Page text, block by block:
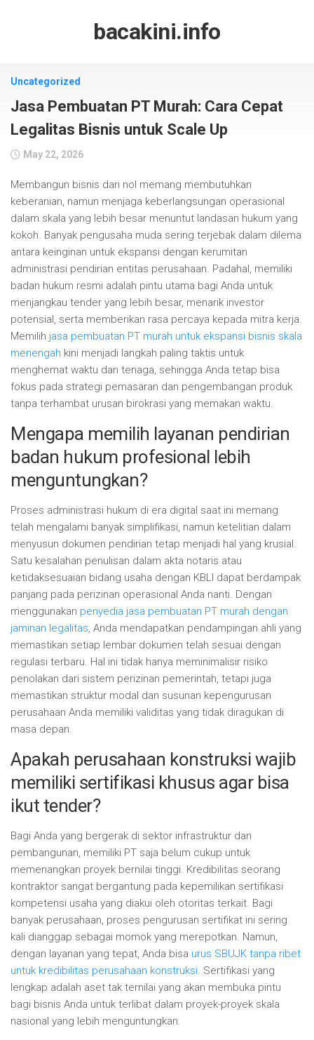
bacakini.info
Uncategorized
Jasa Pembuatan PT Murah: Cara Cepat
Legalitas Bisnis untuk Scale Up
May 22, 2026
Membangun bisnis dari nol memang membutuhkan
keberanian, namun menjaga keberlangsungan operasional
dalam skala yang lebih besar menuntut landasan hukum yang
kokoh. Banyak pengusaha muda sering terjebak dalam dilema
antara keinginan untuk ekspansi dengan kerumitan
administrasi pendirian entitas perusahaan. Padahal, memiliki
badan hukum resmi adalah pintu utama bagi Anda untuk
menjangkau tender yang lebih besar, menarik investor
potensial, serta memberikan rasa percaya kepada mitra kerja.
Memilih jasa pembuatan PT murah untuk ekspansi bisnis skala
menengah kini menjadi langkah paling taktis untuk
menghemat waktu dan tenaga, sehingga Anda tetap bisa
fokus pada strategi pemasaran dan pengembangan produk
tanpa terhambat urusan birokrasi yang memakan waktu.
Mengapa memilih layanan pendirian
badan hukum profesional lebih
menguntungkan?
Proses administrasi hukum di era digital saat ini memang
telah mengalami banyak simplifikasi, namun ketelitian dalam
menyusun dokumen pendirian tetap menjadi hal yang krusial.
Satu kesalahan penulisan dalam akta notaris atau
ketidaksesuaian bidang usaha dengan KBLI dapat berdampak
panjang pada perizinan operasional Anda nanti. Dengan
menggunakan penyedia jasa pembuatan PT murah dengan
jaminan legalitas, Anda mendapatkan pendampingan ahli yang
memastikan setiap lembar dokumen telah sesuai dengan
regulasi terbaru. Hal ini tidak hanya meminimalisir risiko
penolakan dari sistem perizinan pemerintah, tetapi juga
memastikan struktur modal dan susunan kepengurusan
perusahaan Anda memiliki validitas yang tidak diragukan di
masa depan.
Apakah perusahaan konstruksi wajib
memiliki sertifikasi khusus agar bisa
ikut tender?
Bagi Anda yang bergerak di sektor infrastruktur dan
pembangunan, memiliki PT saja belum cukup untuk
memenangkan proyek bernilai tinggi. Kredibilitas seorang
kontraktor sangat bergantung pada kepemilikan sertifikasi
kompetensi usaha yang diakui oleh otoritas terkait. Bagi
banyak perusahaan, proses pengurusan sertifikat ini sering
kali dianggap sebagai momok yang merepotkan. Namun,
dengan layanan yang tepat, Anda bisa urus SBUJK tanpa ribet
untuk kredibilitas perusahaan konstruksi. Sertifikasi yang
lengkap adalah aset tak ternilai yang akan membuka pintu
bagi bisnis Anda untuk terlibat dalam proyek-proyek skala
nasional yang lebih menguntungkan.